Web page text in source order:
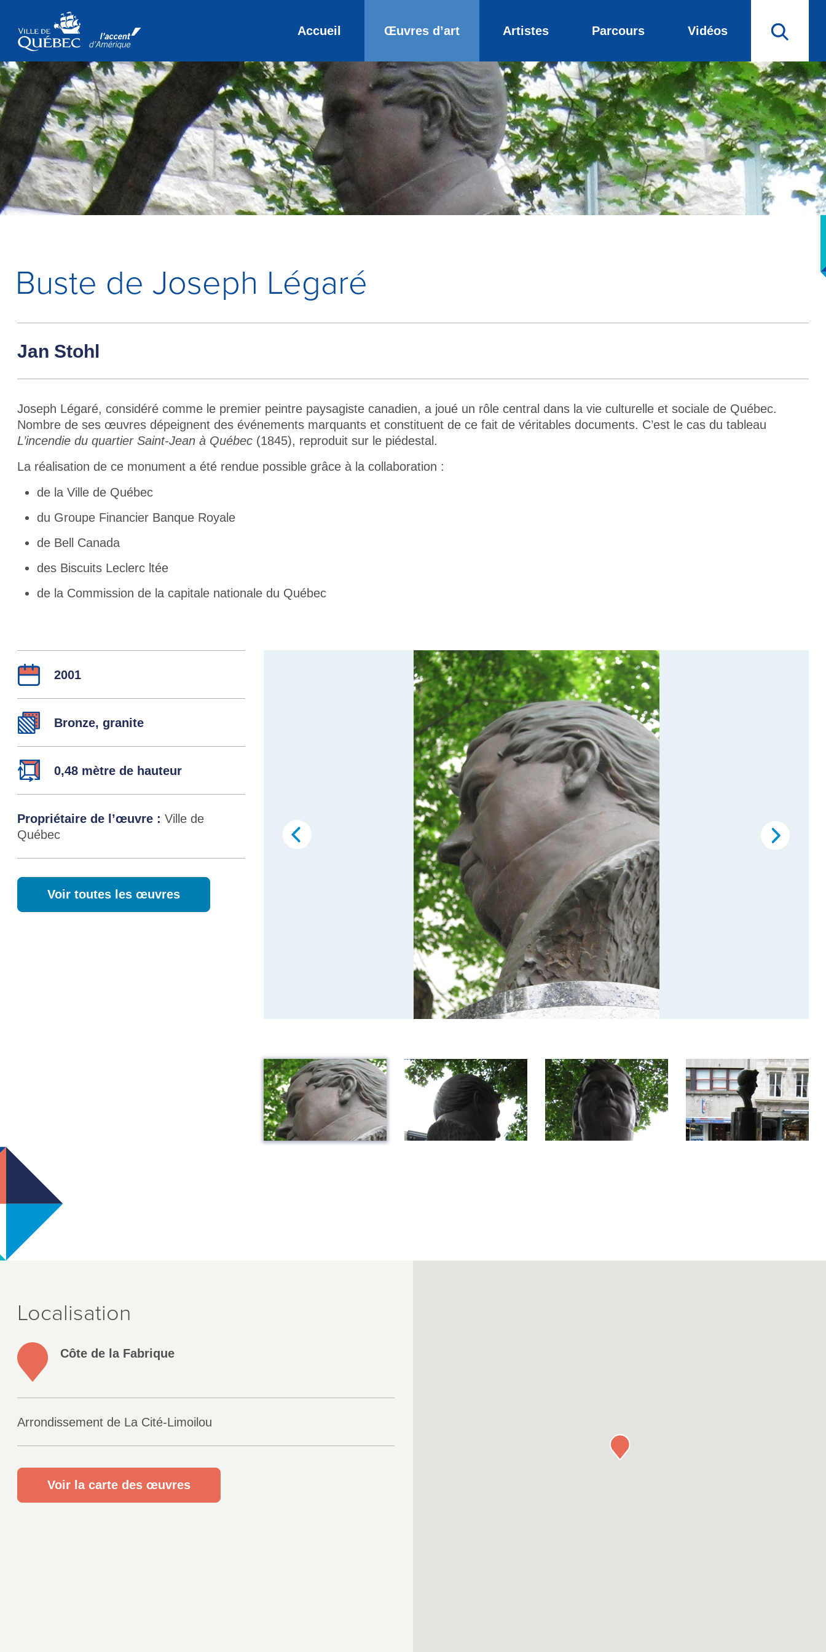
Passer au contenu principal
Accueil Œuvres d’art Artistes Parcours Vidéos
Buste de Joseph Légaré
Jan Stohl
Joseph Légaré, considéré comme le premier peintre paysagiste canadien, a joué un rôle central dans la vie culturelle et sociale de Québec.
Nombre de ses œuvres dépeignent des événements marquants et constituent de ce fait de véritables documents. C’est le cas du tableau
L’incendie du quartier Saint-Jean à Québec (1845), reproduit sur le piédestal.
La réalisation de ce monument a été rendue possible grâce à la collaboration :
de la Ville de Québec
du Groupe Financier Banque Royale
de Bell Canada
des Biscuits Leclerc ltée
de la Commission de la capitale nationale du Québec
Détails
Année :
2001
Matérieux :
Bronze, granite
Dimensions :
0,48 mètre de hauteur
Propriétaire de l’œuvre : Ville de
Québec
Voir toutes les œuvres
Localisation
Côte de la Fabrique
Arrondissement de La Cité-Limoilou
Voir la carte des œuvres